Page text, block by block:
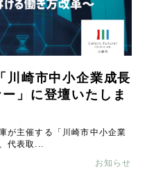
川崎市中小企業成長
」に登壇いたしま
が主催する「川崎市中小企業
代表取...
お知らせ